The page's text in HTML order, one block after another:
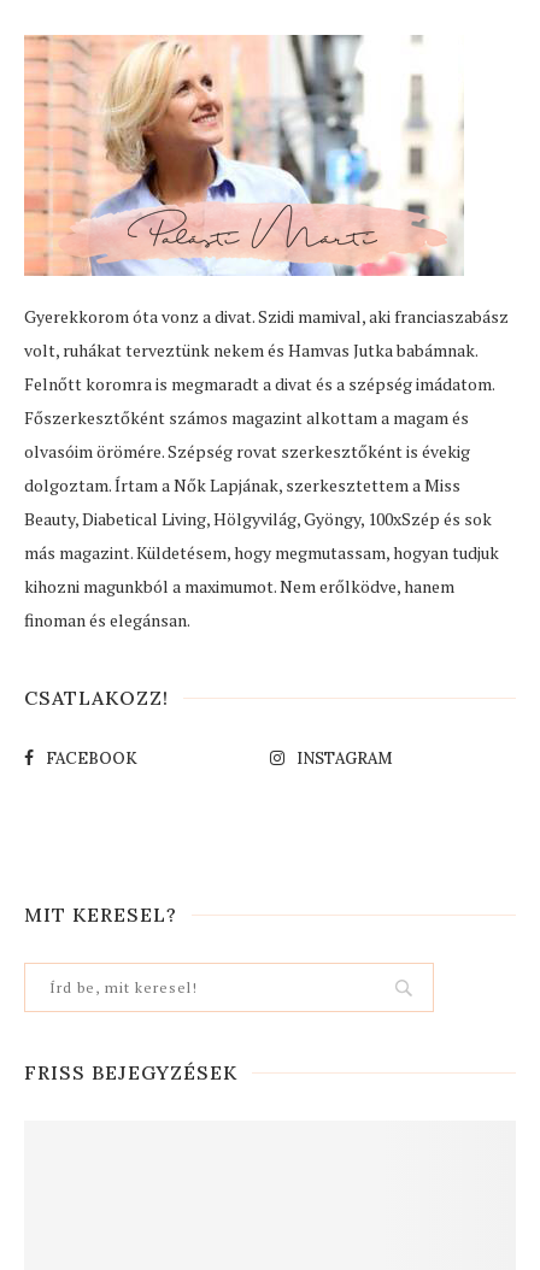
Gyerekkorom óta vonz a divat. Szidi mamival, aki franciaszabász
volt, ruhákat terveztünk nekem és Hamvas Jutka babámnak.
Felnőtt koromra is megmaradt a divat és a szépség imádatom.
Főszerkesztőként számos magazint alkottam a magam és
olvasóim örömére. Szépség rovat szerkesztőként is évekig
dolgoztam. Írtam a Nők Lapjának, szerkesztettem a Miss
Beauty, Diabetical Living, Hölgyvilág, Gyöngy, 100xSzép és sok
más magazint. Küldetésem, hogy megmutassam, hogyan tudjuk
kihozni magunkból a maximumot. Nem erőlködve, hanem
finoman és elegánsan.
CSATLAKOZZ!
FACEBOOK INSTAGRAM
MIT KERESEL?
FRISS BEJEGYZÉSEK